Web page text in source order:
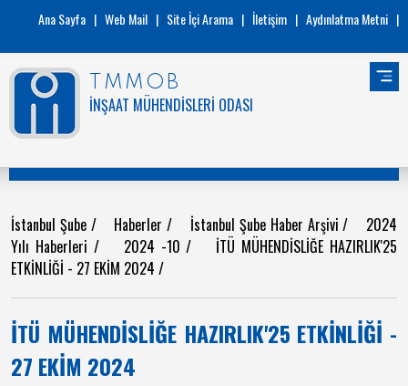
Ana Sayfa | Web Mail | Site İçi Arama | İletişim | Aydınlatma Metni |
TMMOB
İNŞAAT MÜHENDİSLERİ ODASI
İstanbul Şube / Haberler/ İstanbul Şube Haber Arşivi/ 2024
Yılı Haberleri / 2024 -10/ İTÜ MÜHENDİSLİĞE HAZIRLIK'25
ETKİNLİĞİ - 27 EKİM 2024 /
İTÜ MÜHENDİSLİĞE HAZIRLIK'25 ETKİNLİĞİ -
27 EKİM 2024